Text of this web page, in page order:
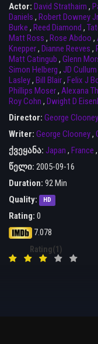
Actor: David Strathairn ,
Daniels , Robert Downey Jr
Burke , Reed Diamond ,
Matt Ross , Rose Abdoo ,
Knepper, Dianne Reeves ,
Matt Catingub , Glenn
Simon Helberg , JD Cullum
Lasley, Bill Blair, Felix J
Phillips Moser, Alexana
Roy Cohn , Dwight D
Director: George Clooney
Writer: George Clooney,
ქვეყანა: Japan , France ,
წელი: 2005-09-16
Duration: 92 Min
Quality:
HD
Rating: 0
7.078
Rating(1)